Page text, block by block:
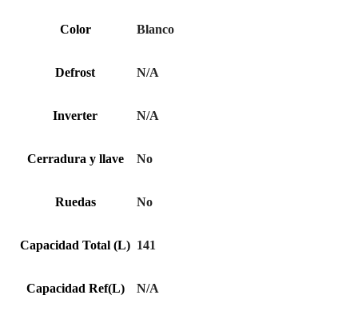
Color Blanco
Defrost N/A
Inverter N/A
Cerradura y llave No
Ruedas No
Capacidad Total (L) 141
Capacidad Ref(L) N/A